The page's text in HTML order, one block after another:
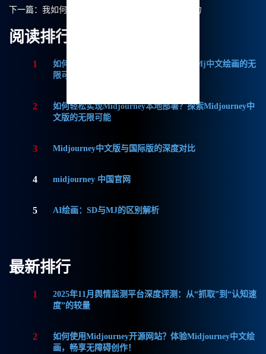
下一篇： 我如何在Midjourney 体验4K中文绘画的魅力
阅读排行
1
如何获取Midjourney破解版免费？探索Mj中文绘画的无
限可能
2
如何轻松实现Midjourney本地部署？探索Midjourney中
文版的无限可能
3 Midjourney中文版与国际版的深度对比
4 midjourney 中国官网
5 AI绘画：SD与MJ的区别解析
最新排行
1
2025年11月舆情监测平台深度评测：从“抓取”到“认知速
度”的较量
2
如何使用Midjourney开源网站？体验Midjourney中文绘
画，畅享无障碍创作！